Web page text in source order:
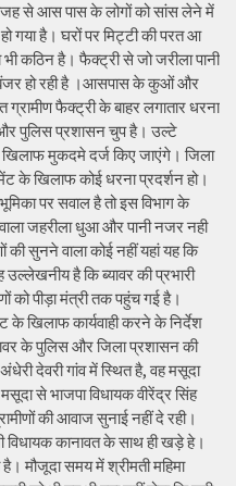
से आस पास के लोगों को सांस लेने में
गया है। घरों पर मिट्टी की परत आ
भी कठिन है। फैक्ट्री से जो जरीला पानी
हो रही है ।आसपास के कुओं और
ग्रामीण फैक्ट्री के बाहर लगातार धरना
पुलिस प्रशासन चुप है। उल्टे
खिलाफ मुकदमे दर्ज किए जाएंगे। जिला
के खिलाफ कोई धरना प्रदर्शन हो।
पर सवाल है तो इस विभाग के
जहरीला धुआ और पानी नजर नही
की सुनने वाला कोई नहीं यहां यह कि
उल्लेखनीय है कि ब्यावर की प्रभारी
को पीड़ा मंत्री तक पहुंच गई है।
के खिलाफ कार्यवाही करने के निर्देश
के पुलिस और जिला प्रशासन की
देवरी गांव में स्थित है, वह मसूदा
से भाजपा विधायक वीरेंद्र सिंह
की आवाज सुनाई नहीं दे रही।
विधायक कानावत के साथ ही खड़े हे।
मौजूदा समय में श्रीमती महिमा